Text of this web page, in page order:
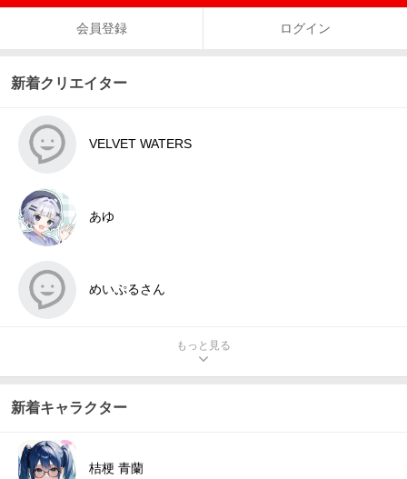
会員登録 ログイン
新着クリエイター
VELVET WATERS
あゆ
めいぷるさん
もっと見る
新着キャラクター
桔梗 青蘭